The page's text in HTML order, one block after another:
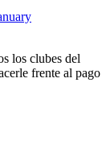
los clubes del
frente al pago